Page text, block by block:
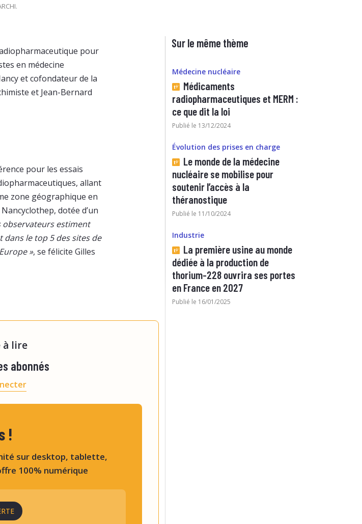
pour
en médecine
et cofondateur de la
et Jean-Bernard
pour les essais
allant
zone géographique en
dotée d’un
observateurs estiment
dans le top 5 des sites de
», se félicite Gilles
à lire
abonnés
!
sur desktop, tablette,
100% numérique
Sur le même thème
Médecine nucléaire
Médicaments
radiopharmaceutiques et MERM :
ce que dit la loi
Publié le 13/12/2024
Évolution des prises en charge
Le monde de la médecine
nucléaire se mobilise pour
soutenir l’accès à la
théranostique
Publié le 11/10/2024
Industrie
La première usine au monde
dédiée à la production de
thorium-228 ouvrira ses portes
en France en 2027
Publié le 16/01/2025